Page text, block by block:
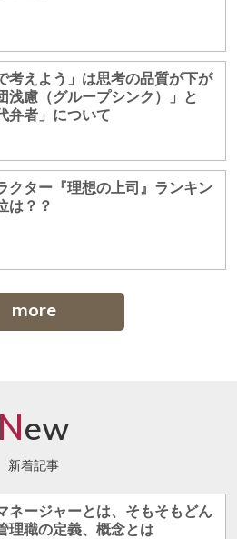
考えよう」は思考の品質が下が
浅慮（グループシンク）」と
弁者」について
クター『理想の上司』ランキン
は？？
more
New
新着記事
ネージャーとは、そもそもどん
理職の定義、概念とは